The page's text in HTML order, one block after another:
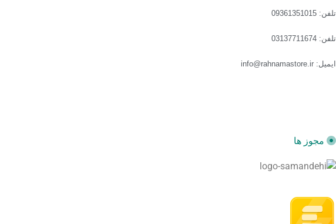
تلفن: 09361351015
تلفن: 03137711674
ایمیل: info@rahnamastore.ir
مجوز ها